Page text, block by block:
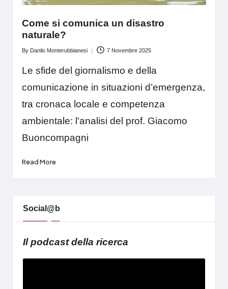
Come si comunica un disastro
naturale?
Posted
By Danilo Monterubbianesi 7 Novembre 2025
Le sfide del giornalismo e della
comunicazione in situazioni d’emergenza,
tra cronaca locale e competenza
ambientale: l'analisi del prof. Giacomo
Buoncompagni
Read More
Social@b
Il podcast della ricerca